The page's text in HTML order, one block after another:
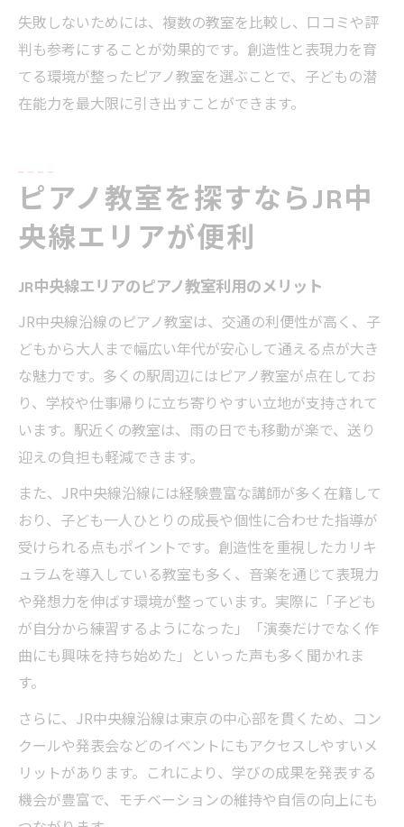
失敗しないためには、複数の教室を比較し、口コミや評
判も参考にすることが効果的です。創造性と表現力を育
てる環境が整ったピアノ教室を選ぶことで、子どもの潜
在能力を最大限に引き出すことができます。
ピアノ教室を探すならJR中
央線エリアが便利
JR中央線エリアのピアノ教室利用のメリット
JR中央線沿線のピアノ教室は、交通の利便性が高く、子
どもから大人まで幅広い年代が安心して通える点が大き
な魅力です。多くの駅周辺にはピアノ教室が点在してお
り、学校や仕事帰りに立ち寄りやすい立地が支持されて
います。駅近くの教室は、雨の日でも移動が楽で、送り
迎えの負担も軽減できます。
また、JR中央線沿線には経験豊富な講師が多く在籍して
おり、子ども一人ひとりの成長や個性に合わせた指導が
受けられる点もポイントです。創造性を重視したカリキ
ュラムを導入している教室も多く、音楽を通じて表現力
や発想力を伸ばす環境が整っています。実際に「子ども
が自分から練習するようになった」「演奏だけでなく作
曲にも興味を持ち始めた」といった声も多く聞かれま
す。
さらに、JR中央線沿線は東京の中心部を貫くため、コン
クールや発表会などのイベントにもアクセスしやすいメ
リットがあります。これにより、学びの成果を発表する
機会が豊富で、モチベーションの維持や自信の向上にも